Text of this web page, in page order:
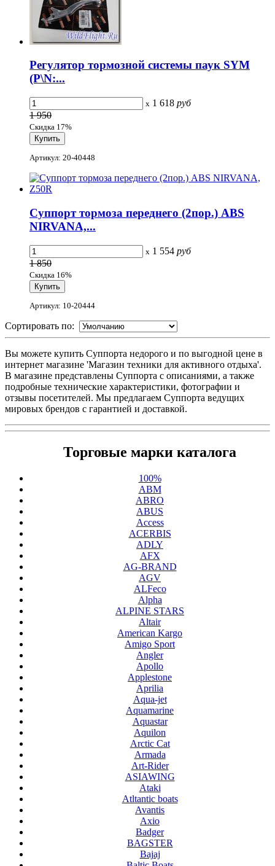
Регулятор тормозной системы паук SYM
(P\N:...
x 1 618 руб
1 950
Скидка 17%
Артикул: 20-40448
Суппорт тормоза переднего (2пор.) ABS
NIRVANA,...
x 1 554 руб
1 850
Скидка 16%
Артикул: 10-20444
Сортировать по:
Вы можете купить Суппорта недорого и по выгодной цене в
интернет магазине 'Магазин техники для активного отдыха'.
В магазине представлены Суппорта с описаниями, а также
подробные технические характеристики, фотографии и
отзывы посетителей. Мы предлагаем Суппорта ведущих
мировых брендов с гарантией и доставкой.
Торговые марки каталога
100%
ABM
ABRO
ABUS
Access
ACERBIS
ADLY
AFX
AG-BRAND
AGV
ALFeco
Alpha
ALPINE STARS
Altair
American Kargo
Amigo Sport
Angler
Apollo
Applestone
Aprilia
Aqua-jet
Aquamarine
Aquastar
Aquilon
Arctic Cat
Armada
Art-Rider
ASIAWING
Ataki
Atltantic boats
Avantis
Axio
Badger
BAGSTER
Bajaj